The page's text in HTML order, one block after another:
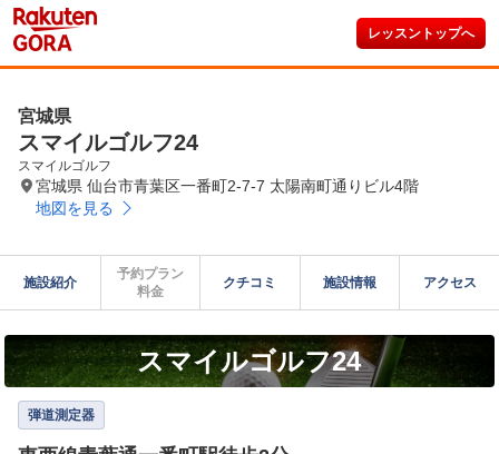
レッスントップへ
宮城県
スマイルゴルフ24
スマイルゴルフ
宮城県 仙台市青葉区一番町2-7-7 太陽南町通りビル4階
地図を見る
施設紹介
予約プラン
料金
クチコミ 施設情報 アクセス
スマイルゴルフ24
弾道測定器